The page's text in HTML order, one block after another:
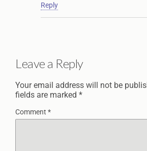
Reply
Leave a Reply
Your email address will not be
fields are marked *
Comment *